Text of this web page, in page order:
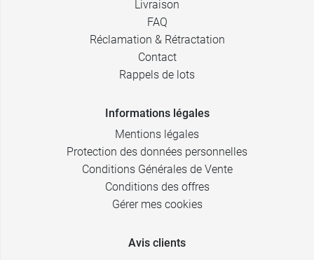
Livraison
FAQ
Réclamation & Rétractation
Contact
Rappels de lots
Informations légales
Mentions légales
Protection des données personnelles
Conditions Générales de Vente
Conditions des offres
Gérer mes cookies
Avis clients